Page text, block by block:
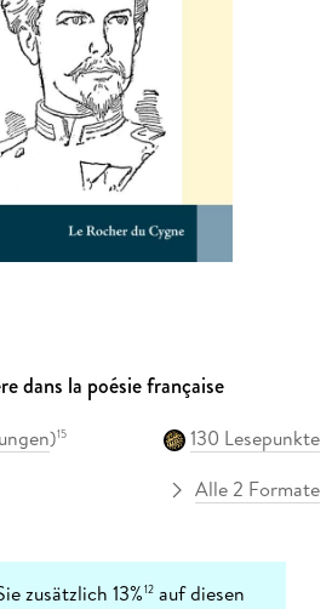
dans la poésie française
)15
130 Lesepunkte
Alle 2 Formate
zusätzlich 13%12 auf diesen